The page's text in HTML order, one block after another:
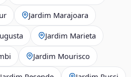
Jardim Marajoara
Jardim Marieta
Jardim Mourisco